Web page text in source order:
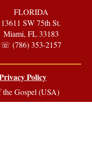
FLORIDA
13611 SW 75th St.
Miami, FL 33183
☏ (786) 353-2157
Policy
Gospel (USA)